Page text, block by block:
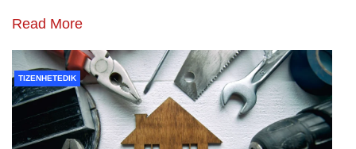
Read More
TIZENHETEDIK